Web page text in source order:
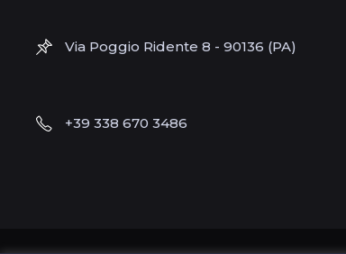
Via Poggio Ridente 8 - 90136 (PA)
+39 338 670 3486